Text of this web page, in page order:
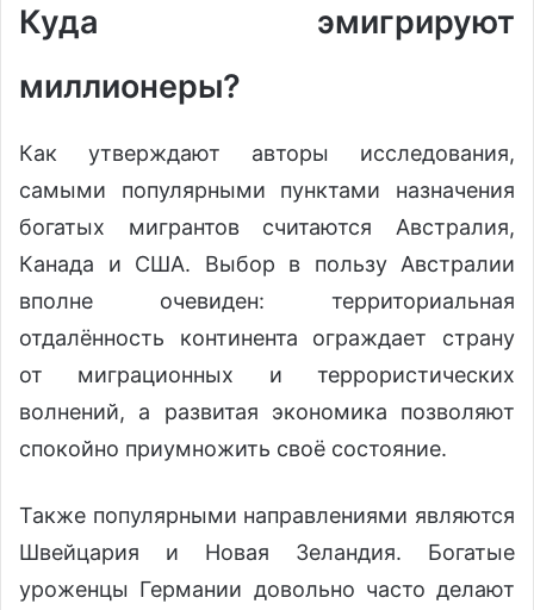
Куда эмигрируют
миллионеры?
Как утверждают авторы исследования,
самыми популярными пунктами назначения
богатых мигрантов считаются Австралия,
Канада и США. Выбор в пользу Австралии
вполне очевиден: территориальная
отдалённость континента ограждает страну
от миграционных и террористических
волнений, а развитая экономика позволяют
спокойно приумножить своё состояние.
Также популярными направлениями являются
Швейцария и Новая Зеландия. Богатые
уроженцы Германии довольно часто делают